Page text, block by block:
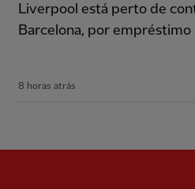
Liverpool está perto de
Barcelona, por empréstimo
8 horas atrás